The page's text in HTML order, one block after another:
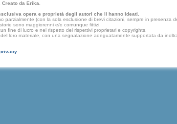
da Erika.
opera e proprietà degli autori che li hanno ideati.
(con la sola esclusione di brevi citazioni, sempre in presenza
sono maggiorenni e/o comunque fittizi.
fine di lucro e nel rispetto dei rispettivi proprietari e copyrights.
loro materiale, con una segnalazione adeguatamente supportata da